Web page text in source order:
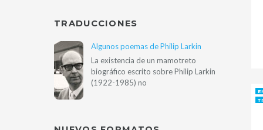
TRADUCCIONES
Algunos poemas de Philip Larkin
La existencia de un mamotreto
biográfico escrito sobre Philip Larkin
(1922-1985) no